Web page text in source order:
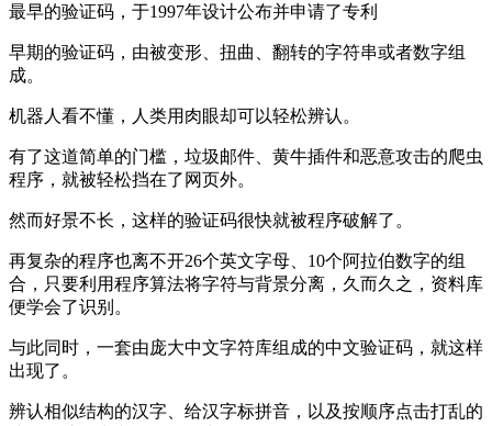
最早的验证码，于1997年设计公布并申请了专利
早期的验证码，由被变形、扭曲、翻转的字符串或者数字组
成。
机器人看不懂，人类用肉眼却可以轻松辨认。
有了这道简单的门槛，垃圾邮件、黄牛插件和恶意攻击的爬虫
程序，就被轻松挡在了网页外。
然而好景不长，这样的验证码很快就被程序破解了。
再复杂的程序也离不开26个英文字母、10个阿拉伯数字的组
合，只要利用程序算法将字符与背景分离，久而久之，资料库
便学会了识别。
与此同时，一套由庞大中文字符库组成的中文验证码，就这样
出现了。
辨认相似结构的汉字、给汉字标拼音，以及按顺序点击打乱的